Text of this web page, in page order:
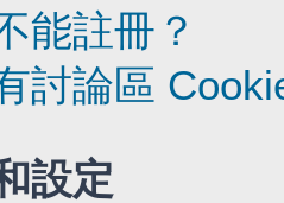
能註冊？
討論區
設定